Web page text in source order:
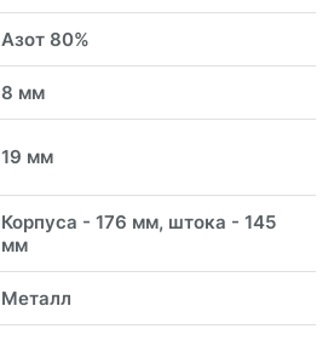
Азот 80%
8 мм
19 мм
Корпуса - 176 мм, штока - 145
мм
Металл